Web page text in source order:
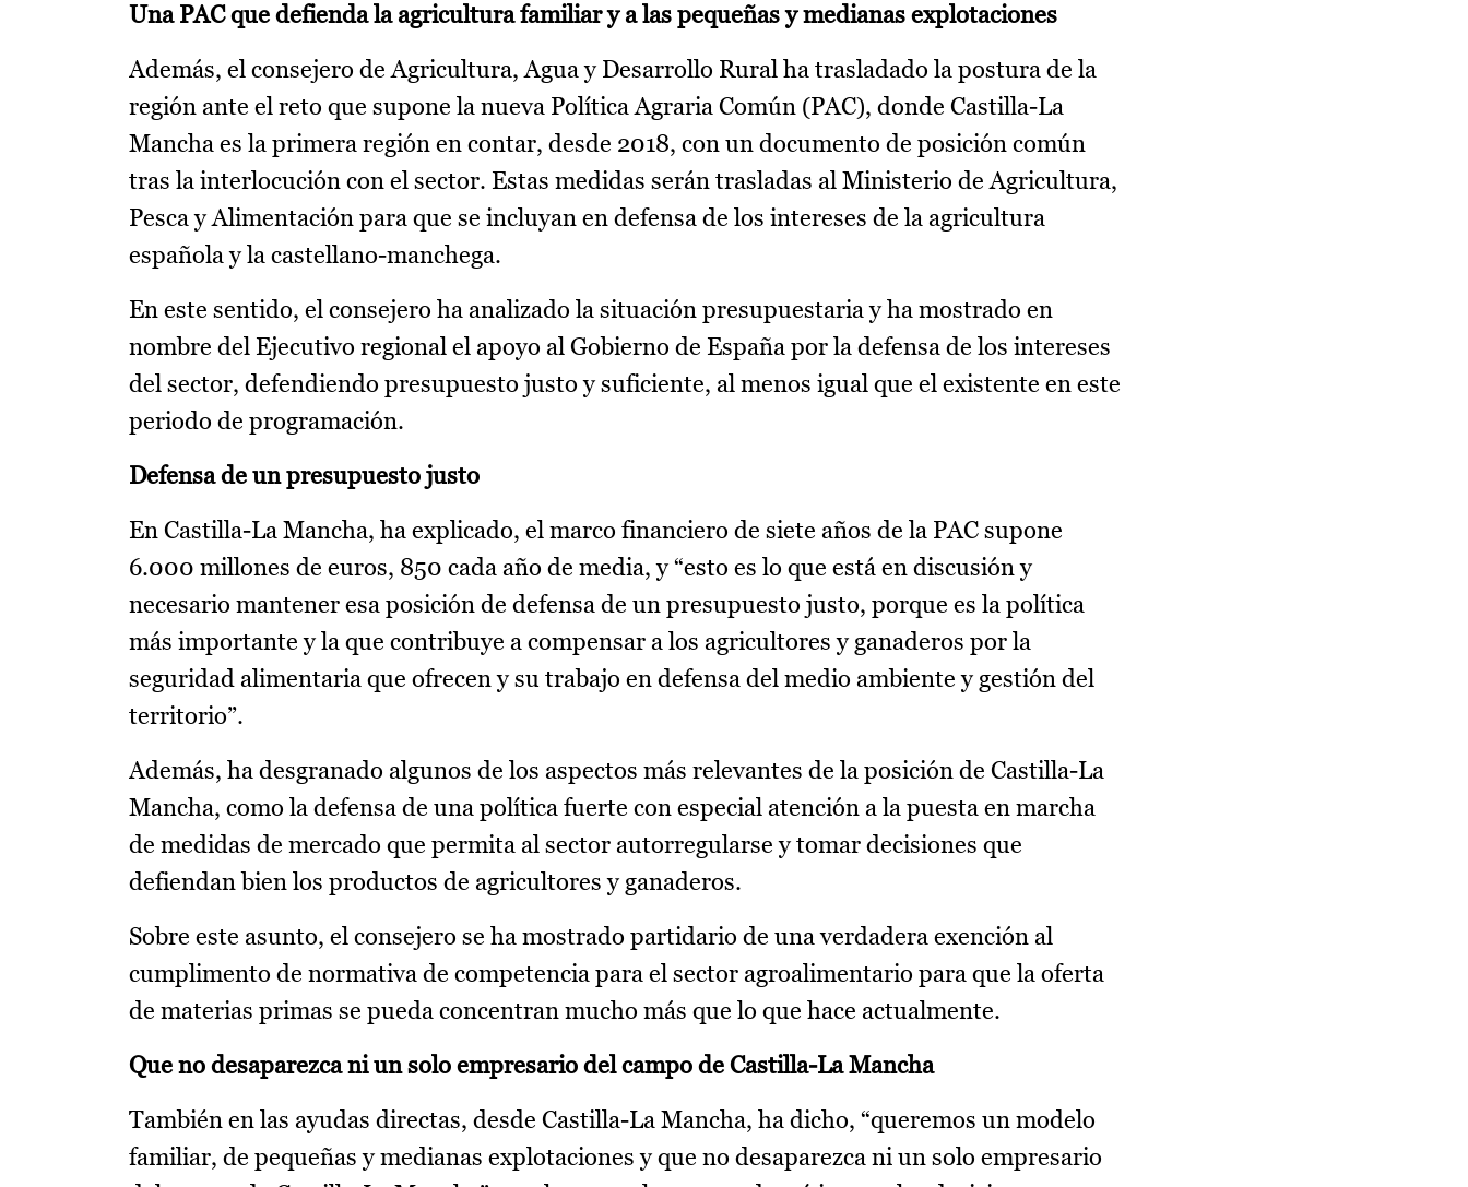
Una PAC que defienda la agricultura familiar y a las pequeñas y medianas explotaciones
Además, el consejero de Agricultura, Agua y Desarrollo Rural ha trasladado la postura de la
región ante el reto que supone la nueva Política Agraria Común (PAC), donde Castilla-La
Mancha es la primera región en contar, desde 2018, con un documento de posición común
tras la interlocución con el sector. Estas medidas serán trasladas al Ministerio de Agricultura,
Pesca y Alimentación para que se incluyan en defensa de los intereses de la agricultura
española y la castellano-manchega.
En este sentido, el consejero ha analizado la situación presupuestaria y ha mostrado en
nombre del Ejecutivo regional el apoyo al Gobierno de España por la defensa de los intereses
del sector, defendiendo presupuesto justo y suficiente, al menos igual que el existente en este
periodo de programación.
Defensa de un presupuesto justo
En Castilla-La Mancha, ha explicado, el marco financiero de siete años de la PAC supone
6.000 millones de euros, 850 cada año de media, y “esto es lo que está en discusión y
necesario mantener esa posición de defensa de un presupuesto justo, porque es la política
más importante y la que contribuye a compensar a los agricultores y ganaderos por la
seguridad alimentaria que ofrecen y su trabajo en defensa del medio ambiente y gestión del
territorio”.
Además, ha desgranado algunos de los aspectos más relevantes de la posición de Castilla-La
Mancha, como la defensa de una política fuerte con especial atención a la puesta en marcha
de medidas de mercado que permita al sector autorregularse y tomar decisiones que
defiendan bien los productos de agricultores y ganaderos.
Sobre este asunto, el consejero se ha mostrado partidario de una verdadera exención al
cumplimento de normativa de competencia para el sector agroalimentario para que la oferta
de materias primas se pueda concentran mucho más que lo que hace actualmente.
Que no desaparezca ni un solo empresario del campo de Castilla-La Mancha
También en las ayudas directas, desde Castilla-La Mancha, ha dicho, “queremos un modelo
familiar, de pequeñas y medianas explotaciones y que no desaparezca ni un solo empresario